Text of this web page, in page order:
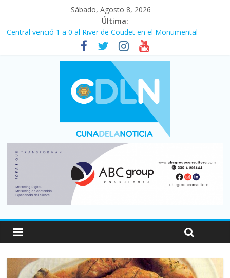
Sábado, Agosto 8, 2026
Última:
Central venció 1 a 0 al River de Coudet en el Monumental
La morosidad alcanzó su nivel más alto en dos décadas y ya
afecta a 400 mil deudores en Santa Fe
Desde que asumió Milei cerraron 41.000 kioscos: el sector
denuncia crisis como en 2001
Vacaciones de invierno con más movimiento y consumo
turístico: 4,6 millones de personas viajaron por el país, un 5,9%
Fuerte caída de la venta de autos usados en julio: bajó un 12,6%